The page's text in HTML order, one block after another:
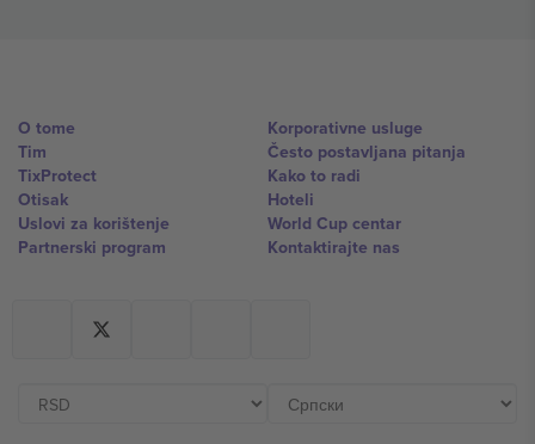
O tome
Tim
TixProtect
Otisak
Uslovi za korištenje
Partnerski program
Korporativne usluge
Često postavljana pitanja
Kako to radi
Hoteli
World Cup centar
Kontaktirajte nas